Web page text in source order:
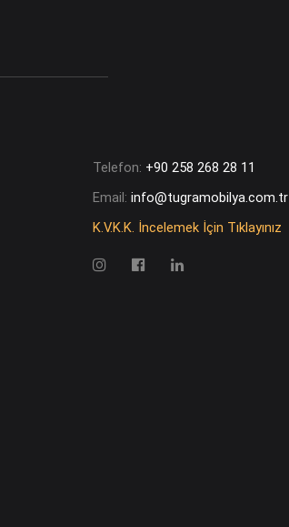
Telefon: +90 258 268 28 11
Email: info@tugramobilya.com.tr
K.V.K.K. İncelemek İçin Tıklayınız